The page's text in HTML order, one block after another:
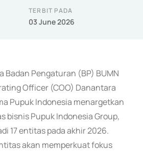
TERBIT PADA
03 June 2026
Badan Pengaturan (BP) BUMN
Officer (COO) Danantara
Pupuk Indonesia menargetkan
bisnis Pupuk Indonesia Group,
17 entitas pada akhir 2026.
akan memperkuat fokus